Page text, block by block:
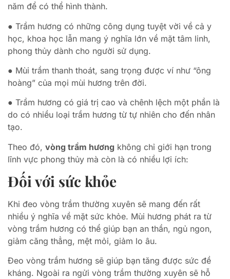
năm để có thể hình thành.
● Trầm hương có những công dụng tuyệt vời về cả y
học, khoa học lẫn mang ý nghĩa lớn về mặt tâm linh,
phong thủy dành cho người sử dụng.
● Mùi trầm thanh thoát, sang trọng được ví như “ông
hoàng” của mọi mùi hương trên đời.
● Trầm hương có giá trị cao và chênh lệch một phần là
do có nhiều loại trầm hương từ tự nhiên cho đến nhân
tạo.
Theo đó, vòng trầm hương không chỉ giới hạn trong
lĩnh vực phong thủy mà còn là có nhiều lợi ích:
Đối với sức khỏe
Khi đeo vòng trầm thường xuyên sẽ mang đến rất
nhiều ý nghĩa về mặt sức khỏe. Mùi hương phát ra từ
vòng trầm hương có thể giúp bạn an thần, ngủ ngon,
giảm căng thẳng, mệt mỏi, giảm lo âu.
Đeo vòng trầm hương sẽ giúp bạn tăng được sức đề
kháng. Ngoài ra ngửi vòng trầm thường xuyên sẽ hỗ